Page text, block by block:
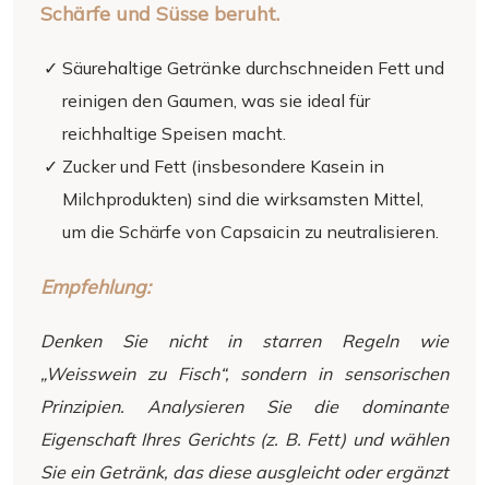
Schärfe und Süsse beruht.
Säurehaltige Getränke durchschneiden Fett und
reinigen den Gaumen, was sie ideal für
reichhaltige Speisen macht.
Zucker und Fett (insbesondere Kasein in
Milchprodukten) sind die wirksamsten Mittel,
um die Schärfe von Capsaicin zu neutralisieren.
Empfehlung:
Denken Sie nicht in starren Regeln wie
„Weisswein zu Fisch“, sondern in sensorischen
Prinzipien. Analysieren Sie die dominante
Eigenschaft Ihres Gerichts (z. B. Fett) und wählen
Sie ein Getränk, das diese ausgleicht oder ergänzt